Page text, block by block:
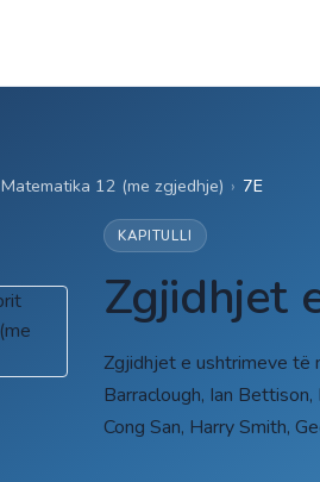
Matematika 12 (me zgjedhje) › 7E
KAPITULLI
Zgjidhjet
Zgjidhjet e ushtrimeve të
Barraclough, Ian
Cong San, Harry Smith,